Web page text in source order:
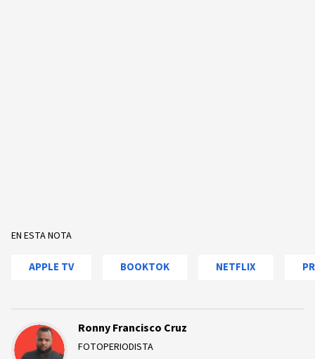
EN ESTA NOTA
APPLE TV BOOKTOK NETFLIX
Ronny Francisco Cruz
FOTOPERIODISTA